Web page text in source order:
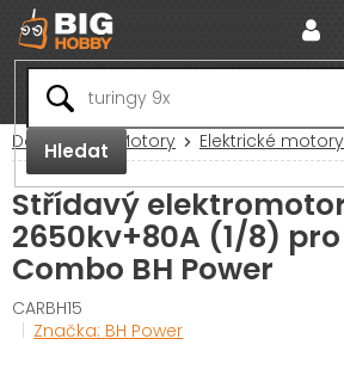
Přejít
na
obsah
Hledat
Domů RC Motory Elektrické motory
Střídavý
2650kv+80A (1/8)
Combo BH Power
CARBH15
Značka: BH Power